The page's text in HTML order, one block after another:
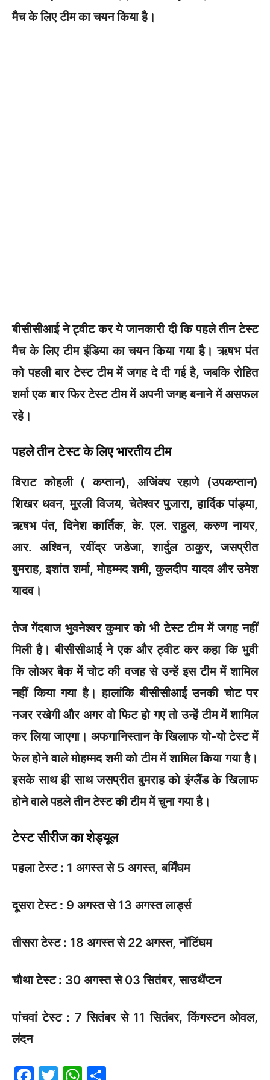
o
p
मैच के लिए टीम का चयन किया है।
बीसीसीआई ने ट्वीट कर ये जानकारी दी कि पहले तीन टेस्ट
मैच के लिए टीम इंडिया का चयन किया गया है। ऋषभ पंत
को पहली बार टेस्ट टीम में जगह दे दी गई है, जबकि रोहित
शर्मा एक बार फिर टेस्ट टीम में अपनी जगह बनाने में असफल
रहे।
पहले तीन टेस्ट के लिए भारतीय टीम
विराट कोहली ( कप्तान), अजिंक्य रहाणे (उपकप्तान)
शिखर धवन, मुरली विजय, चेतेश्वर पुजारा, हार्दिक पांड्या,
ऋषभ पंत, दिनेश कार्तिक, के. एल. राहुल, करुण नायर,
आर. अश्विन, रवींद्र जडेजा, शार्दुल ठाकुर, जसप्रीत
बुमराह, इशांत शर्मा, मोहम्मद शमी, कुलदीप यादव और उमेश
यादव।
तेज गेंदबाज भुवनेश्वर कुमार को भी टेस्ट टीम में जगह नहीं
मिली है। बीसीसीआई ने एक और ट्वीट कर कहा कि भुवी
कि लोअर बैक में चोट की वजह से उन्हें इस टीम में शामिल
नहीं किया गया है। हालांकि बीसीसीआई उनकी चोट पर
नजर रखेगी और अगर वो फिट हो गए तो उन्हें टीम में शामिल
कर लिया जाएगा। अफगानिस्तान के खिलाफ यो-यो टेस्ट में
फेल होने वाले मोहम्मद शमी को टीम में शामिल किया गया है।
इसके साथ ही साथ जसप्रीत बुमराह को इंग्लैंड के खिलाफ
होने वाले पहले तीन टेस्ट की टीम में चुना गया है।
टेस्ट सीरीज का शेड्यूल
पहला टेस्ट : 1 अगस्त से 5 अगस्त, बर्मिंघम
दूसरा टेस्ट : 9 अगस्त से 13 अगस्त लार्ड्स
तीसरा टेस्ट : 18 अगस्त से 22 अगस्त, नॉटिंघम
चौथा टेस्ट : 30 अगस्त से 03 सितंबर, साउथैंप्टन
पांचवां टेस्ट : 7 सितंबर से 11 सितंबर, किंगस्टन ओवल,
लंदन